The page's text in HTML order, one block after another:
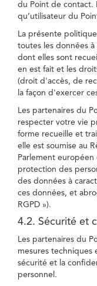
du Point de contact.
qu’utilisateur du
La présente
toutes les données
dont elles sont
en est fait et les
(droit d'accès, de
la façon d'exercer
Les partenaires du
respecter votre vie
forme recueille et
elle est soumise au
Parlement
protection des
des données à
ces données, et
RGPD »).
4.2. Sécurité et
Les partenaires du
mesures techniques
sécurité et la
personnel.